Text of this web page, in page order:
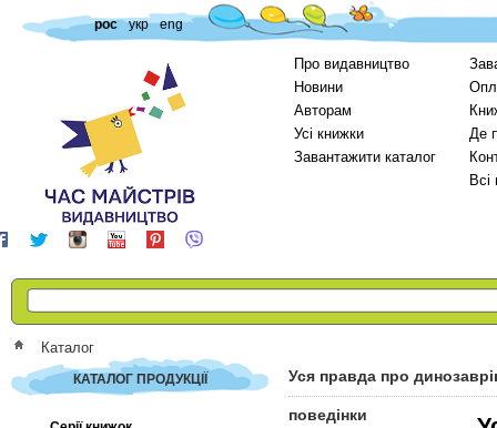
рос укр eng
Про видавництво
Новини
Авторам
Усі книжки
Завантажити каталог
Де
Каталог
КАТАЛОГ ПРОДУКЦІЇ Уся правда про
поведінки